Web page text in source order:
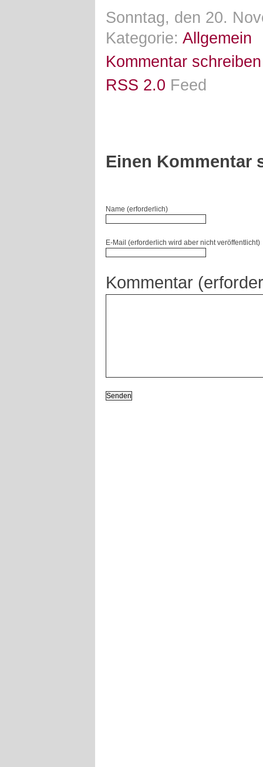
Sonntag, den 20.
Kategorie: Allgemein
Kommentar schreiben
RSS 2.0 Feed
Einen Kommentar
Name (erforderlich)
E-Mail (erforderlich wird aber nicht veröffentlicht)
Kommentar